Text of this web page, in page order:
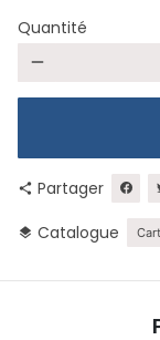
Quantité
remove
share Partager
layers Catalogue